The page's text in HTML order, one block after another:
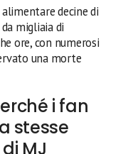
decine di
migliaia di
ore, con numerosi
una morte
i fan
stesse
MJ